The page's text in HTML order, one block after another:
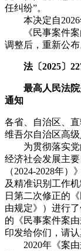
任纠纷”。
本决定自2026
《民事案件案
调整后，重新公布
法〔2025〕
最高人民法院
通知
各省、自治区、
维吾尔自治区高
为贯彻落实党
经济社会发展主
（2024-2028年
及精准识别工作
日第二次修正的
由规定》）进行
的《民事案件案
印发给你们，请认
2020年《案由